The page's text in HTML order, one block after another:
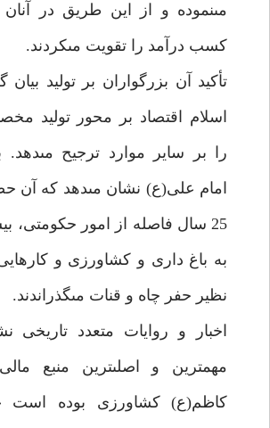
مى‏نموده و از اين طريق در آنان
كسب درآمد را تقويت مى‏كردند.
تأكيد آن بزرگواران بر توليد
اسلام اقتصاد بر محور توليد
را بر ساير موارد ترجيح
امام على(ع) نشان مى‏دهد كه آن
25 سال فاصله از امور حكومتى،
به باغ دارى و كشاورزى و
نظير حفر چاه و قنات مى‏گذراندند.
اخبار و روايات متعدد تاريخى
مهم‏ترين و اصلى‏ترين منبع
كاظم(ع) كشاورزى بوده است